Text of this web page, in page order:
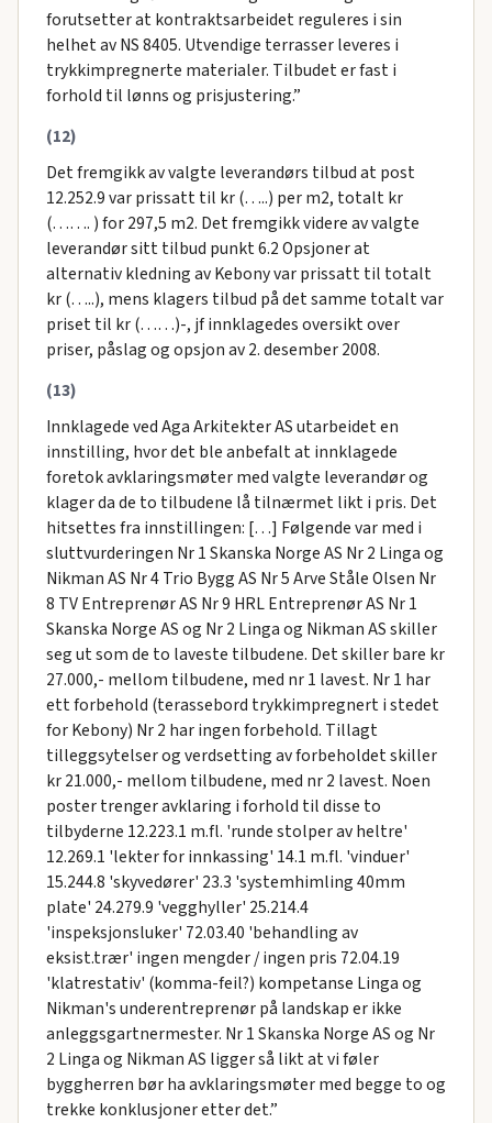
forutsetter at kontraktsarbeidet reguleres i sin
helhet av NS 8405. Utvendige terrasser leveres i
trykkimpregnerte materialer. Tilbudet er fast i
forhold til lønns og prisjustering.”
(12)
Det fremgikk av valgte leverandørs tilbud at post
12.252.9 var prissatt til kr (…..) per m2, totalt kr
(……. ) for 297,5 m2. Det fremgikk videre av valgte
leverandør sitt tilbud punkt 6.2 Opsjoner at
alternativ kledning av Kebony var prissatt til totalt
kr (…..), mens klagers tilbud på det samme totalt var
priset til kr (……)-, jf innklagedes oversikt over
priser, påslag og opsjon av 2. desember 2008.
(13)
Innklagede ved Aga Arkitekter AS utarbeidet en
innstilling, hvor det ble anbefalt at innklagede
foretok avklaringsmøter med valgte leverandør og
klager da de to tilbudene lå tilnærmet likt i pris. Det
hitsettes fra innstillingen: […] Følgende var med i
sluttvurderingen Nr 1 Skanska Norge AS Nr 2 Linga og
Nikman AS Nr 4 Trio Bygg AS Nr 5 Arve Ståle Olsen Nr
8 TV Entreprenør AS Nr 9 HRL Entreprenør AS Nr 1
Skanska Norge AS og Nr 2 Linga og Nikman AS skiller
seg ut som de to laveste tilbudene. Det skiller bare kr
27.000,- mellom tilbudene, med nr 1 lavest. Nr 1 har
ett forbehold (terassebord trykkimpregnert i stedet
for Kebony) Nr 2 har ingen forbehold. Tillagt
tilleggsytelser og verdsetting av forbeholdet skiller
kr 21.000,- mellom tilbudene, med nr 2 lavest. Noen
poster trenger avklaring i forhold til disse to
tilbyderne 12.223.1 m.fl. 'runde stolper av heltre'
12.269.1 'lekter for innkassing' 14.1 m.fl. 'vinduer'
15.244.8 'skyvedører' 23.3 'systemhimling 40mm
plate' 24.279.9 'vegghyller' 25.214.4
'inspeksjonsluker' 72.03.40 'behandling av
eksist.trær' ingen mengder / ingen pris 72.04.19
'klatrestativ' (komma-feil?) kompetanse Linga og
Nikman's underentreprenør på landskap er ikke
anleggsgartnermester. Nr 1 Skanska Norge AS og Nr
2 Linga og Nikman AS ligger så likt at vi føler
byggherren bør ha avklaringsmøter med begge to og
trekke konklusjoner etter det.”